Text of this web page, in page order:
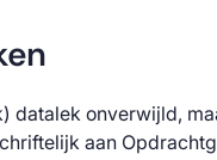
datalek onverwijld,
aan